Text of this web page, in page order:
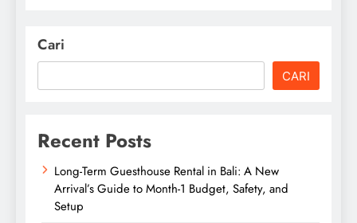
Cari
CARI
Recent Posts
Long-Term Guesthouse Rental in Bali: A New
Arrival’s Guide to Month-1 Budget, Safety, and
Setup